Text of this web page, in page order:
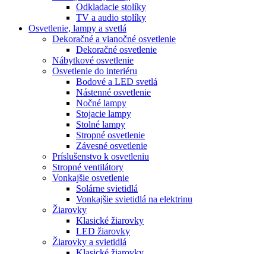
Odkladacie stolíky
TV a audio stolíky
Osvetlenie, lampy a svetlá
Dekoračné a vianočné osvetlenie
Dekoračné osvetlenie
Nábytkové osvetlenie
Osvetlenie do interiéru
Bodové a LED svetlá
Nástenné osvetlenie
Nočné lampy
Stojacie lampy
Stolné lampy
Stropné osvetlenie
Závesné osvetlenie
Príslušenstvo k osvetleniu
Stropné ventilátory
Vonkajšie osvetlenie
Solárne svietidlá
Vonkajšie svietidlá na elektrinu
Žiarovky
Klasické žiarovky
LED žiarovky
Žiarovky a svietidlá